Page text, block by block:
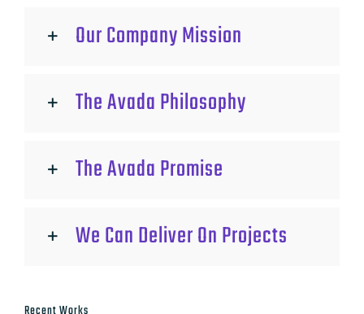
Our Company Mission
The Avada Philosophy
The Avada Promise
We Can Deliver On Projects